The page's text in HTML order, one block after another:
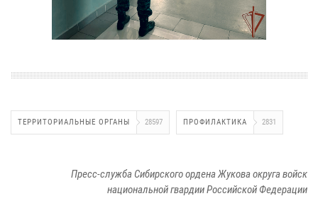
ТЕРРИТОРИАЛЬНЫЕ ОРГАНЫ 28597 ПРОФИЛАКТИКА 2831
Пресс-служба Сибирского ордена Жукова округа войск
национальной гвардии Российской Федерации